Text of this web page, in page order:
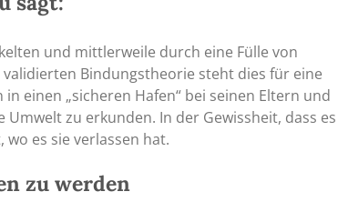
und mittlerweile durch eine Fülle von
Bindungstheorie steht dies für eine
einen „sicheren Hafen“ bei seinen Eltern und
zu erkunden. In der Gewissheit, dass es
es sie verlassen hat.
zu werden